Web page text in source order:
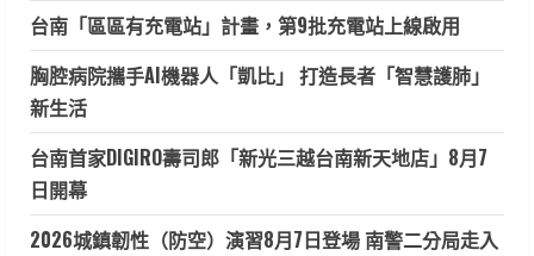
台南「區區有充電站」計畫，第9批充電站上線啟用
胸腔病院攜手AI機器人「凱比」 打造長者「智慧護肺」
新生活
台南首家DIGIRO壽司郎「新光三越台南新天地店」8月7
日開幕
2026城鎮韌性（防空）演習8月7日登場 南警二分局走入